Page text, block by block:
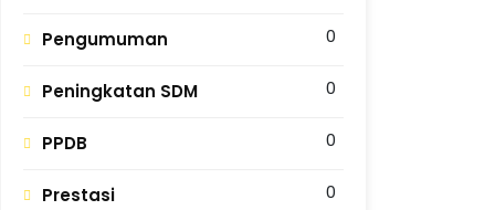
Pengumuman 0
Peningkatan SDM 0
PPDB 0
Prestasi 0